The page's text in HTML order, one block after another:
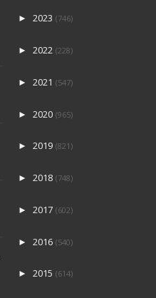
► 2023 (746)
► 2022 (228)
► 2021 (547)
► 2020 (965)
► 2019 (821)
► 2018 (748)
► 2017 (602)
► 2016 (540)
► 2015 (614)